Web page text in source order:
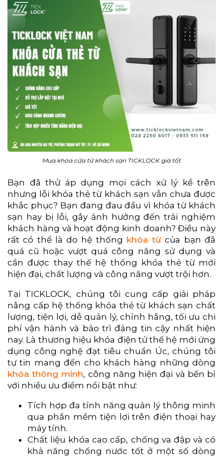
Mua khóa cửa từ khách sạn TICKLOCK giá tốt
Bạn đã thử áp dụng mọi cách xử lý kể trên
nhưng lỗi khóa thẻ từ khách sạn vẫn chưa được
khắc phục? Bạn đang đau đầu vì khóa từ khách
sạn hay bị lỗi, gây ảnh hưởng đến trải nghiệm
khách hàng và hoạt động kinh doanh? Điều này
rất có thể là do hệ thống khóa từ của bạn đã
quá cũ hoặc vượt quá công năng sử dụng và
cần được thay thế hệ thống khóa thẻ từ mới
hiện đại, chất lượng và công năng vượt trội hơn.
Tại TICKLOCK, chúng tôi cung cấp giải pháp
nâng cấp hệ thống khóa thẻ từ khách sạn chất
lượng, tiện lợi, dễ quản lý, chính hãng, tối ưu chi
phí vận hành và bảo trì đáng tin cậy nhất hiện
nay. Là thương hiệu khóa điện tử thế hệ mới ứng
dụng công nghệ đạt tiêu chuẩn Úc, chúng tôi
tự tin mang đến cho khách hàng những dòng
khóa thông minh, công năng hiện đại và bền bỉ
với nhiều ưu điểm nổi bật như:
Tích hợp đa tính năng quản lý thông minh
qua phần mềm tiện lợi trên điện thoại hay
máy tính.
Chất liệu khóa cao cấp, chống va đập và có
khả năng chống nước tốt ở một số dòng